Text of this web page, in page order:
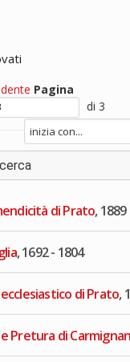
Pagina
di 3
di Prato,
, 1692 - 1804
di Prato,
Pretura di